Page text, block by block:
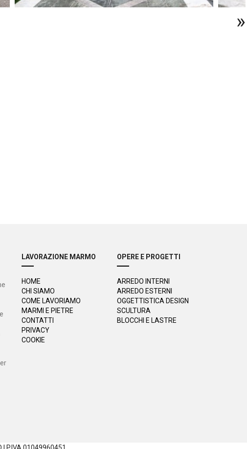
»
LAVORAZIONE MARMO
HOME
CHI SIAMO
COME LAVORIAMO
MARMI E PIETRE
CONTATTI
PRIVACY
COOKIE
OPERE E PROGETTI
ARREDO INTERNI
ARREDO ESTERNI
OGGETTISTICA DESIGN
SCULTURA
BLOCCHI E LASTRE